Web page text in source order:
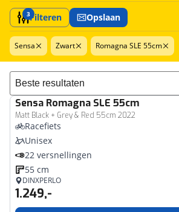
3Filteren Opslaan
Sensa Zwart Romagna SLE 55cm
Sorteer resultaten
Sensa Romagna SLE 55cm
Matt Black + Grey & Red 55cm 2022
Racefiets
Unisex
22 versnellingen
55 cm
DINXPERLO
1.249,-